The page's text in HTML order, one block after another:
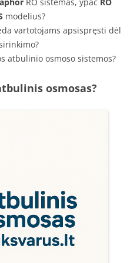
modelius?
vartotojams apsispręsti dėl
atbulinio osmoso sistemos?
osmosas?